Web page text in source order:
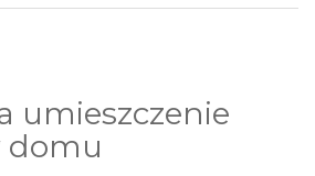
umieszczenie
domu